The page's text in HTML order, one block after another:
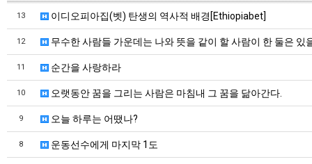
13 이디오피아집(벳) 탄생의 역사적 배경[Ethiopiabet]
12 무수한 사람들 가운데는 나와 뜻을 같이 할 사람이 한 둘은 있
11 순간을 사랑하라
10 오랫동안 꿈을 그리는 사람은 마침내 그 꿈을 닮아간다.
9 오늘 하루는 어땠나?
8 운동선수에게 마지막 1도